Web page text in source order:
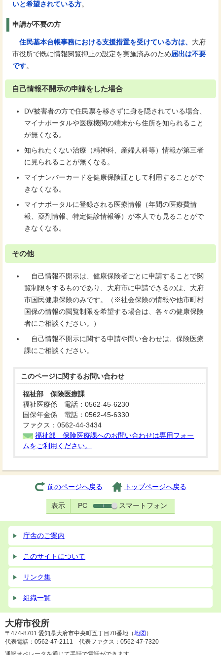
いと希望されている方。
申請が不要の方
住民基本台帳事務における支援措置を受けている方は、 大府
市役所で既に情報閲覧抑止の設定を実施済みのため届出は不要
です。
自己情報不開示の申請をした場合
DV被害者の方で住民票を移さずに身を隠されている場合、
マイナポータルや医療機関の端末から住所を知られること
が無くなる。
知られたくない治療（精神科、産婦人科等）情報が第三者
に見られることが無くなる。
マイナンバーカードを健康保険証として利用することがで
きなくなる。
マイナポータルに登録される医療情報（年間の医療費情
報、薬剤情報、特定健診情報等）が本人でも見ることがで
きなくなる。
その他
自己情報不開示は、健康保険者ごとに申請することで閲
覧制限をするものであり、大府市に申請できるのは、大府
市国民健康保険のみです。（※社会保険の情報や他市町村
国保の情報の閲覧制限を希望する場合は、各々の健康保険
者にご相談ください。）
自己情報不開示に関する申請や問い合わせは、保険医療
課にご相談ください。
このページに関するお問い合わせ
福祉部 保険医療課
福祉医療係 電話：0562-45-6230
国保年金係 電話：0562-45-6330
ファクス：0562-44-3434
福祉部 保険医療課へのお問い合わせは専用フォー
ムをご利用ください。
前のページへ戻る トップページへ戻る
表示 PC スマートフォン
庁舎のご案内
このサイトについて
リンク集
組織一覧
大府市役所
〒474-8701 愛知県大府市中央町五丁目70番地（地図 ）
代表電話：0562-47-2111 代表ファクス：0562-47-7320